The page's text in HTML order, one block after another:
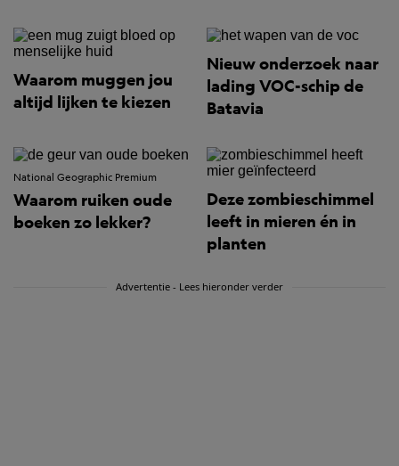
Waarom muggen jou
altijd lijken te kiezen
Nieuw onderzoek naar
lading VOC-schip de
Batavia
National Geographic Premium
Waarom ruiken oude
boeken zo lekker?
Deze zombieschimmel
leeft in mieren én in
planten
Advertentie - Lees hieronder verder